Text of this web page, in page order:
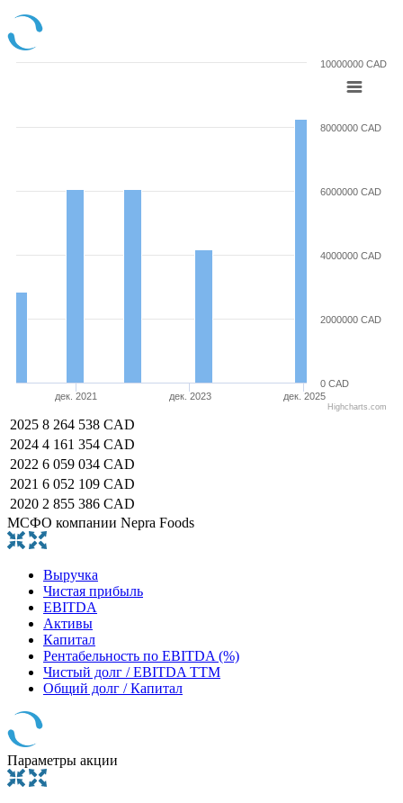
дек. 2021 дек. 2023 дек. 2025
0 CAD
2000000 CAD
4000000 CAD
6000000 CAD
8000000 CAD
10000000 CAD
Highcharts.com
2025 8 264 538 CAD
2024 4 161 354 CAD
2022 6 059 034 CAD
2021 6 052 109 CAD
2020 2 855 386 CAD
МСФО компании Nepra Foods
Выручка
Чистая прибыль
EBITDA
Активы
Капитал
Рентабельность по EBITDA (%)
Чистый долг / EBITDA TTM
Общий долг / Капитал
Параметры акции